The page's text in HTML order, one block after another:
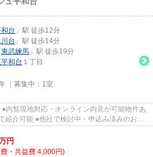
台 」駅 徒歩12分
台 」駅 徒歩14分
東武練馬 」駅 徒歩19分
平和台 １丁目
｜募集中： 1室
内覧現地対応・オンライン内見が可能物件あ
紹介可能 ●他社で検討中・申込み済みのお客
円
・共益費 4,000円)